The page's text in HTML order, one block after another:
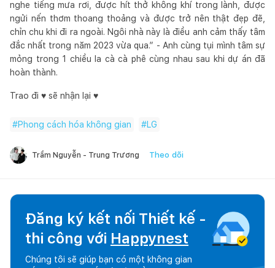
nghe tiếng mưa rơi, được hít thở không khí trong lành, được
ngửi nến thơm thoang thoảng và được trở nên thật đẹp đẽ,
chỉn chu khi đi ra ngoài. Ngôi nhà này là điều anh cảm thấy tâm
đắc nhất trong năm 2023 vừa qua.” - Anh cùng tụi mình tâm sự
mỏng trong 1 chiều la cà cà phê cùng nhau sau khi dự án đã
hoàn thành.
Trao đi ♥️ sẽ nhận lại ♥️
#Phong cách hóa không gian #LG
Trầm Nguyễn - Trung Trương Theo dõi
Đăng ký kết nối Thiết kế -
thi công với Happynest
Chúng tôi sẽ giúp bạn có một không gian